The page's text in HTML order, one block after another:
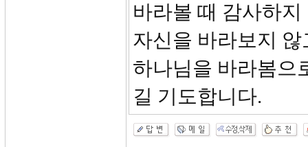
바라볼 때 감사하
자신을 바라보지
하나님을 바라봄으
길 기도합니다.